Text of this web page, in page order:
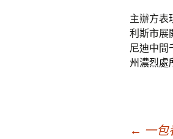
主辦方表
利斯市展
尼迪中間
州濃烈處
← 一包